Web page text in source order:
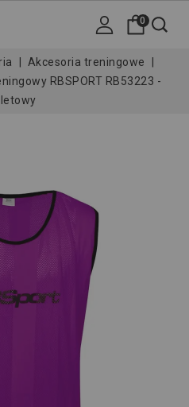
0
Akcesoria treningowe
RBSPORT RB53223 -